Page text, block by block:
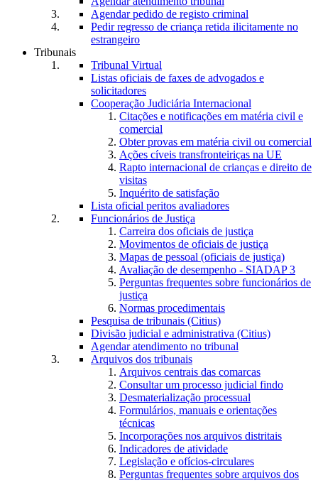
Agendar pedido de registo criminal
Pedir regresso de criança retida ilicitamente no
estrangeiro
Tribunais
Tribunal Virtual
Listas oficiais de faxes de advogados e
solicitadores
Cooperação Judiciária Internacional
Citações e notificações em matéria civil e
comercial
Obter provas em matéria civil ou comercial
Ações cíveis transfronteiriças na UE
Rapto internacional de crianças e direito de
visitas
Inquérito de satisfação
Lista oficial peritos avaliadores
Funcionários de Justiça
Carreira dos oficiais de justiça
Movimentos de oficiais de justiça
Mapas de pessoal (oficiais de justiça)
Avaliação de desempenho - SIADAP 3
Perguntas frequentes sobre funcionários de
justiça
Normas procedimentais
Pesquisa de tribunais (Citius)
Divisão judicial e administrativa (Citius)
Agendar atendimento no tribunal
Arquivos dos tribunais
Arquivos centrais das comarcas
Consultar um processo judicial findo
Desmaterialização processual
Formulários, manuais e orientações
técnicas
Incorporações nos arquivos distritais
Indicadores de atividade
Legislação e ofícios-circulares
Perguntas frequentes sobre arquivos dos